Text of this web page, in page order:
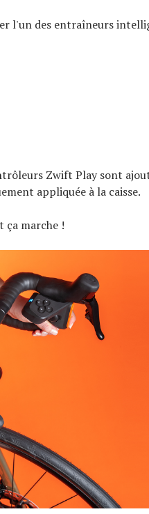
l'un des entraîneurs
Zwift Play sont
appliquée à la caisse.
ça marche !